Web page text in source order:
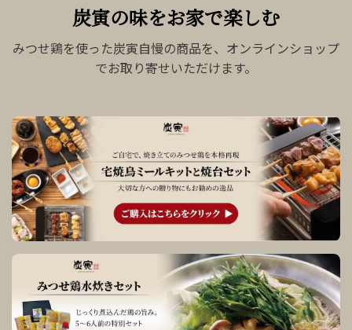
炭寅の味をお家で楽しむ
みつせ鶏を使った炭寅自慢の商品を、オンラインショップ
でお取り寄せいただけます。